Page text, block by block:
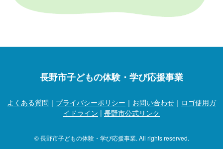
長野市子どもの体験・学び応援事業
よくある質問 ｜ プライバシーポリシー ｜ お問い合わせ ｜ ロゴ使用ガ
イドライン | 長野市公式リンク
© 長野市子どもの体験・学び応援事業. All rights reserved.